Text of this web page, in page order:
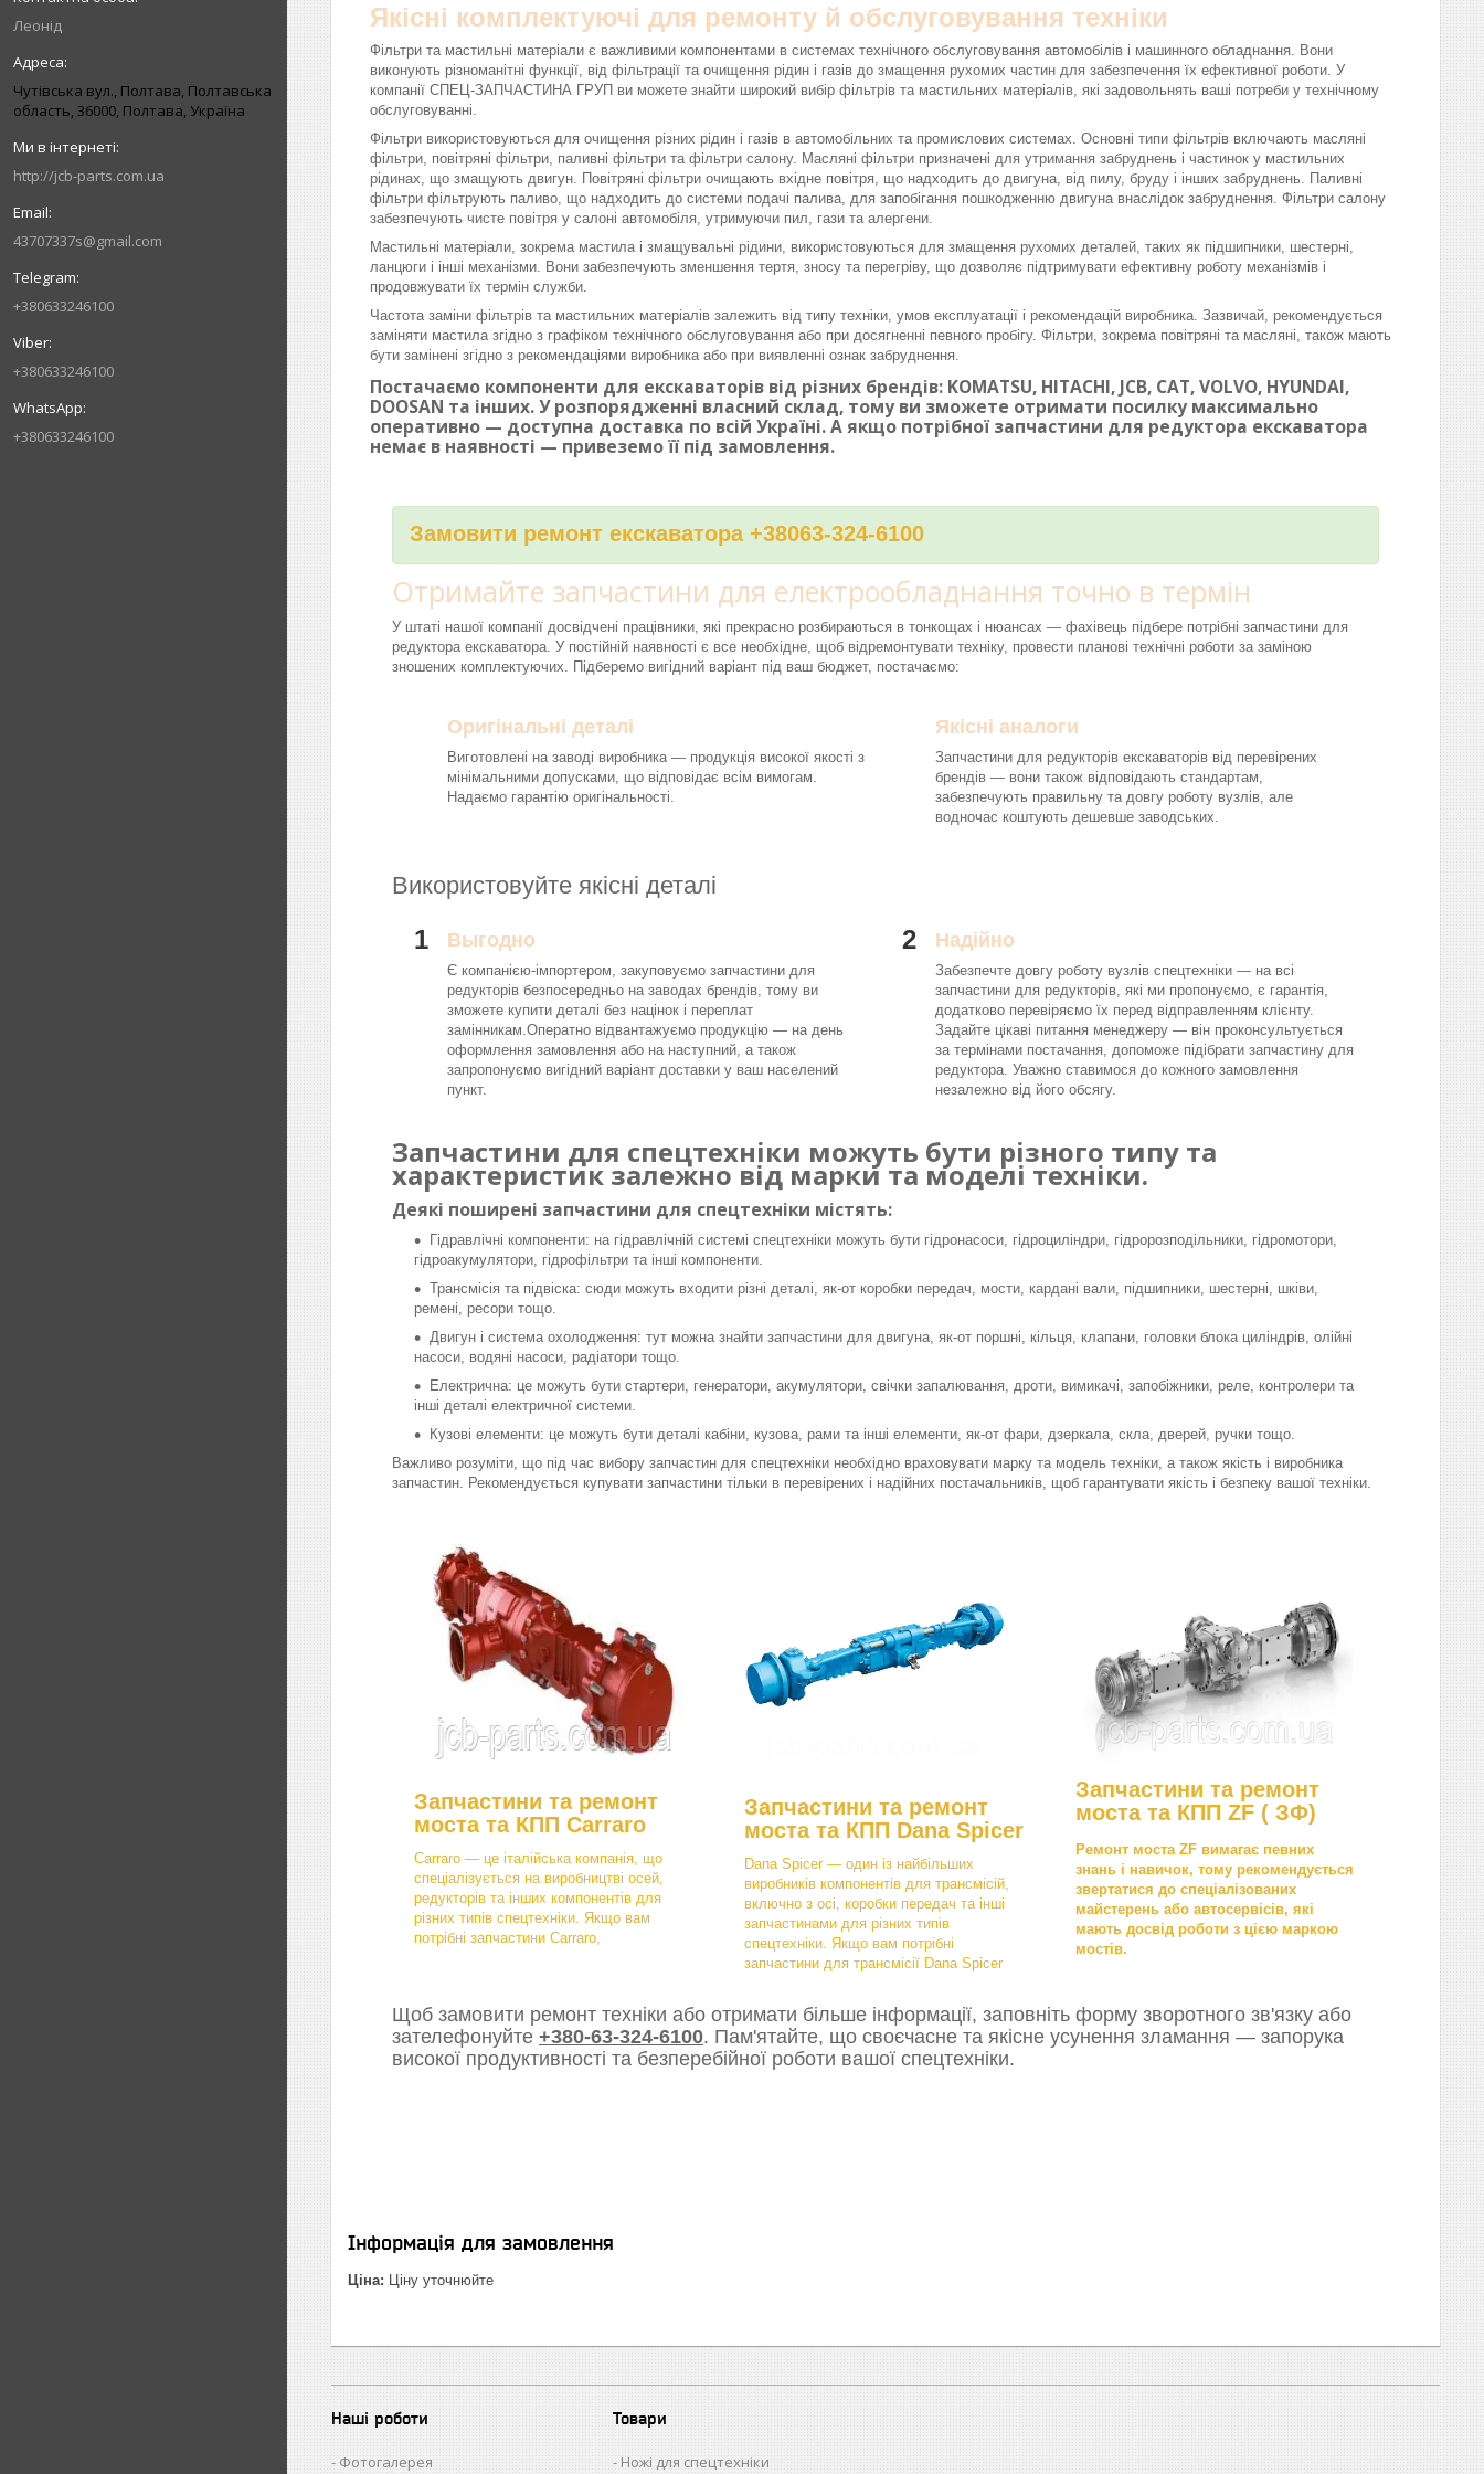
Леонід
Чутівська вул., Полтава, Полтавська
область, 36000, Полтава, Україна
http://jcb-parts.com.ua
43707337s@gmail.com
+380633246100
+380633246100
+380633246100
Якісні комплектуючі для ремонту й обслуговування техніки
Фільтри та мастильні матеріали є важливими компонентами в системах технічного обслуговування автомобілів і машинного обладнання. Вони
виконують різноманітні функції, від фільтрації та очищення рідин і газів до змащення рухомих частин для забезпечення їх ефективної роботи. У
компанії СПЕЦ-ЗАПЧАСТИНА ГРУП ви можете знайти широкий вибір фільтрів та мастильних матеріалів, які задовольнять ваші потреби у технічному
обслуговуванні.
Фільтри використовуються для очищення різних рідин і газів в автомобільних та промислових системах. Основні типи фільтрів включають масляні
фільтри, повітряні фільтри, паливні фільтри та фільтри салону. Масляні фільтри призначені для утримання забруднень і частинок у мастильних
рідинах, що змащують двигун. Повітряні фільтри очищають вхідне повітря, що надходить до двигуна, від пилу, бруду і інших забруднень. Паливні
фільтри фільтрують паливо, що надходить до системи подачі палива, для запобігання пошкодженню двигуна внаслідок забруднення. Фільтри салону
забезпечують чисте повітря у салоні автомобіля, утримуючи пил, гази та алергени.
Мастильні матеріали, зокрема мастила і змащувальні рідини, використовуються для змащення рухомих деталей, таких як підшипники, шестерні,
ланцюги і інші механізми. Вони забезпечують зменшення тертя, зносу та перегріву, що дозволяє підтримувати ефективну роботу механізмів і
продовжувати їх термін служби.
Частота заміни фільтрів та мастильних матеріалів залежить від типу техніки, умов експлуатації і рекомендацій виробника. Зазвичай, рекомендується
заміняти мастила згідно з графіком технічного обслуговування або при досягненні певного пробігу. Фільтри, зокрема повітряні та масляні, також мають
бути замінені згідно з рекомендаціями виробника або при виявленні ознак забруднення.
Постачаємо компоненти для екскаваторів від різних брендів: KOMATSU, HITACHI, JCB, CAT, VOLVO, HYUNDAI,
DOOSAN та інших. У розпорядженні власний склад, тому ви зможете отримати посилку максимально
оперативно — доступна доставка по всій Україні. А якщо потрібної запчастини для редуктора екскаватора
немає в наявності — привеземо її під замовлення.
Замовити ремонт екскаватора +38063-324-6100
Отримайте запчастини для електрообладнання точно в термін
У штаті нашої компанії досвідчені працівники, які прекрасно розбираються в тонкощах і нюансах — фахівець підбере потрібні запчастини для
редуктора екскаватора. У постійній наявності є все необхідне, щоб відремонтувати техніку, провести планові технічні роботи за заміною
зношених комплектуючих. Підберемо вигідний варіант під ваш бюджет, постачаємо:
Оригінальні деталі
Виготовлені на заводі виробника — продукція високої якості з
мінімальними допусками, що відповідає всім вимогам.
Надаємо гарантію оригінальності.
Якісні аналоги
Запчастини для редукторів екскаваторів від перевірених
брендів — вони також відповідають стандартам,
забезпечують правильну та довгу роботу вузлів, але
водночас коштують дешевше заводських.
Використовуйте якісні деталі
1 Выгодно
Є компанією-імпортером, закуповуємо запчастини для
редукторів безпосередньо на заводах брендів, тому ви
зможете купити деталі без націнок і переплат
замінникам.Оператно відвантажуємо продукцію — на день
оформлення замовлення або на наступний, а також
запропонуємо вигідний варіант доставки у ваш населений
пункт.
2 Надійно
Забезпечте довгу роботу вузлів спецтехніки — на всі
запчастини для редукторів, які ми пропонуємо, є гарантія,
додатково перевіряємо їх перед відправленням клієнту.
Задайте цікаві питання менеджеру — він проконсультується
за термінами постачання, допоможе підібрати запчастину для
редуктора. Уважно ставимося до кожного замовлення
незалежно від його обсягу.
Запчастини для спецтехніки можуть бути різного типу та
характеристик залежно від марки та моделі техніки.
Деякі поширені запчастини для спецтехніки містять:
Гідравлічні компоненти: на гідравлічній системі спецтехніки можуть бути гідронасоси, гідроциліндри, гідророзподільники, гідромотори,
гідроакумулятори, гідрофільтри та інші компоненти.
Трансмісія та підвіска: сюди можуть входити різні деталі, як-от коробки передач, мости, кардані вали, підшипники, шестерні, шківи,
ремені, ресори тощо.
Двигун і система охолодження: тут можна знайти запчастини для двигуна, як-от поршні, кільця, клапани, головки блока циліндрів, олійні
насоси, водяні насоси, радіатори тощо.
Електрична: це можуть бути стартери, генератори, акумулятори, свічки запалювання, дроти, вимикачі, запобіжники, реле, контролери та
інші деталі електричної системи.
Кузові елементи: це можуть бути деталі кабіни, кузова, рами та інші елементи, як-от фари, дзеркала, скла, дверей, ручки тощо.
Важливо розуміти, що під час вибору запчастин для спецтехніки необхідно враховувати марку та модель техніки, а також якість і виробника
запчастин. Рекомендується купувати запчастини тільки в перевірених і надійних постачальників, щоб гарантувати якість і безпеку вашої техніки.
Запчастини та ремонт
моста та КПП Carraro
Carraro — це італійська компанія, що
спеціалізується на виробництві осей,
редукторів та інших компонентів для
різних типів спецтехніки. Якщо вам
потрібні запчастини Carraro,
Запчастини та ремонт
моста та КПП Dana Spicer
Dana Spicer — один із найбільших
виробників компонентів для трансмісій,
включно з осі, коробки передач та інші
запчастинами для різних типів
спецтехніки. Якщо вам потрібні
запчастини для трансмісії Dana Spicer
Запчастини та ремонт
моста та КПП ZF ( ЗФ)
Ремонт моста ZF вимагає певних
знань і навичок, тому рекомендується
звертатися до спеціалізованих
майстерень або автосервісів, які
мають досвід роботи з цією маркою
мостів.
Щоб замовити ремонт техніки або отримати більше інформації, заповніть форму зворотного зв'язку або
зателефонуйте +380-63-324-6100. Пам'ятайте, що своєчасне та якісне усунення зламання — запорука
високої продуктивності та безперебійної роботи вашої спецтехніки.
Інформація для замовлення
Ціна: Ціну уточнюйте
Наші роботи
Фотогалерея
Товари
Ножі для спецтехніки